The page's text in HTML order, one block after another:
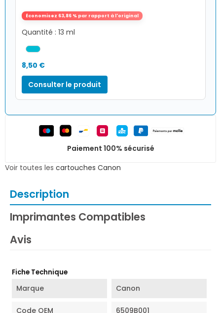
Économisez 63,86 % par rapport à l'original
Quantité : 13 ml
8,50 €
Consulter le produit
Paiement 100% sécurisé
Voir toutes les cartouches Canon
Description
Imprimantes Compatibles
Avis
Fiche Technique
Marque Canon
Code OEM 6509B001